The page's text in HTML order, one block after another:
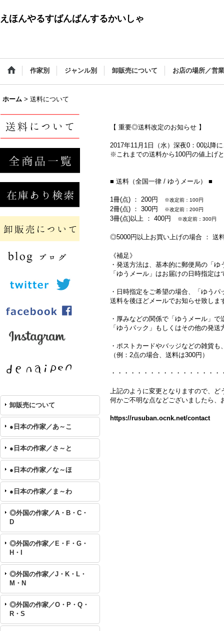
えほんやるすばんばんするかいしゃ
作家別 ジャンル別 卸販売について お店の場所／営
ホーム > 送料について
卸販売について
●日本の作家／あ～こ
●日本の作家／さ～と
●日本の作家／な～ほ
●日本の作家／ま～わ
◎外国の作家／A・B・C・
D
◎外国の作家／E・F・G・
H・I
◎外国の作家／J・K・L・
M・N
◎外国の作家／O・P・Q・
R・S
【 重要◎送料改定のお知らせ 】
2017年11月1日（水）深夜0：00以降
※これまでの送料から100円の値上げ
■ 送料（全国一律 / ゆうメール） ■
1冊(点) ： 200円 ※改定前：100円
2冊(点) ： 300円 ※改定前：200円
3冊(点)以上 ： 400円 ※改定前：300円
◎5000円以上お買い上げの場合 ：
《補足》
・発送方法は、基本的に郵便局の「ゆ
「ゆうメール」はお届けの日時指定
・日時指定をご希望の場合、「ゆう
送料を後ほどメールでお知らせ致しま
・厚みなどの関係で「ゆうメール」
「ゆうパック」もしくはその他の発
・ポストカードやバッジなどの雑貨
（例：2点の場合、送料は300円）
・・・・・・・・・・・・・・・・
上記のように変更となりますので、ど
何かご不明な点などございましたら、
https://rusuban.ocnk.net/contact